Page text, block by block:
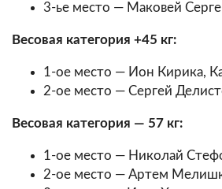
3-ье место — Маковей
Весовая категория +45 кг:
1-ое место — Ион Кирика,
2-ое место — Сергей
Весовая категория — 57 кг:
1-ое место — Николай
2-ое место — Артем